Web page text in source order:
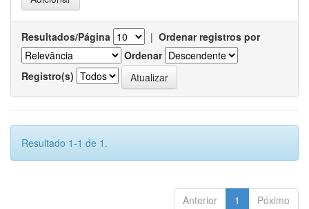
Resultados/Página | Ordenar registros por
Ordenar
Registro(s)
Resultado 1-1 de 1.
Anterior 1 Póximo